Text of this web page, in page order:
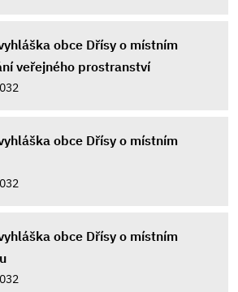
obce Dřísy o místním
veřejného prostranství
obce Dřísy o místním
obce Dřísy o místním